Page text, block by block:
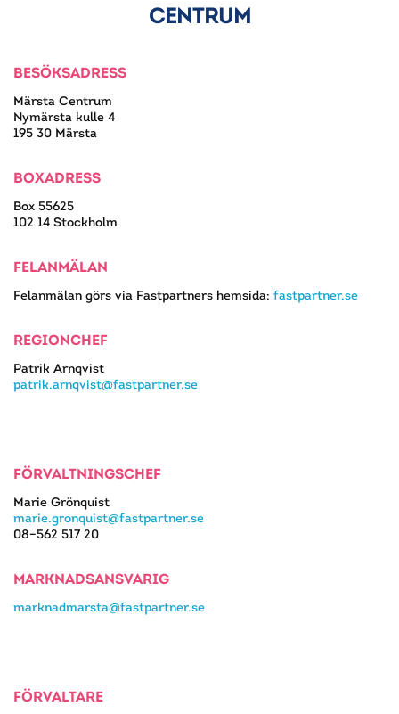
CENTRUM
BESÖKSADRESS
Märsta Centrum
Nymärsta kulle 4
195 30 Märsta
BOXADRESS
Box 55625
102 14 Stockholm
FELANMÄLAN
Felanmälan görs via Fastpartners hemsida: fastpartner.se
REGIONCHEF
Patrik Arnqvist
patrik.arnqvist@fastpartner.se
FÖRVALTNINGSCHEF
Marie Grönquist
marie.gronquist@fastpartner.se
08–562 517 20
MARKNADSANSVARIG
marknadmarsta@fastpartner.se
FÖRVALTARE